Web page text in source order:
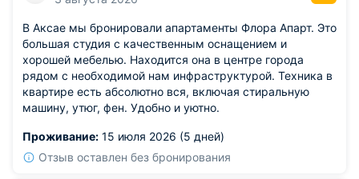
В Аксае мы бронировали апартаменты Флора Апарт. Это
большая студия с качественным оснащением и
хорошей мебелью. Находится она в центре города
рядом с необходимой нам инфраструктурой. Техника в
квартире есть абсолютно вся, включая стиральную
машину, утюг, фен. Удобно и уютно.
Проживание: 15 июля 2026 (5 дней)
Отзыв оставлен без бронирования